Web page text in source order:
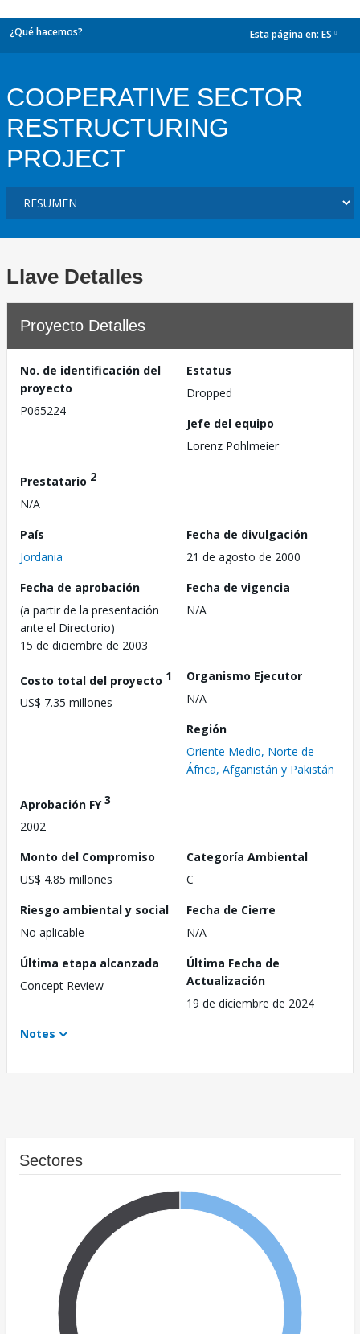
¿Qué hacemos? Esta página en: ES
COOPERATIVE SECTOR
RESTRUCTURING
PROJECT
Llave Detalles
Proyecto Detalles
No. de identificación del
proyecto
P065224
Estatus
Dropped
Jefe del equipo
Lorenz Pohlmeier
Prestatario 2
N/A
País
Jordania
Fecha de divulgación
21 de agosto de 2000
Fecha de aprobación
(a partir de la presentación
ante el Directorio)
15 de diciembre de 2003
Fecha de vigencia
N/A
Costo total del proyecto 1
US$ 7.35 millones
Organismo Ejecutor
N/A
Región
Oriente Medio, Norte de
África, Afganistán y Pakistán
Aprobación FY3
2002
Monto del Compromiso
US$ 4.85 millones
Categoría Ambiental
C
Riesgo ambiental y social
No aplicable
Fecha de Cierre
N/A
Última etapa alcanzada
Concept Review
Última Fecha de
Actualización
19 de diciembre de 2024
Notes
Sectores